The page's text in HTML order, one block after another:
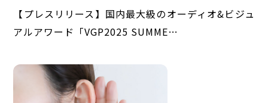
【プレスリリース】国内最大級のオーディオ&ビジュ
アルアワード「VGP2025 SUMME…